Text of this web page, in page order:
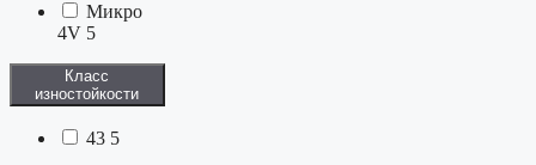
Микро
4V 5
Класс
изностойкости
43 5